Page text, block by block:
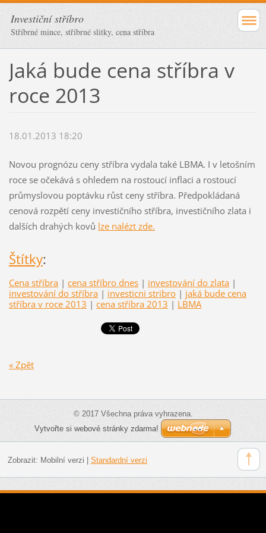
Investiční stříbro
Stříbrné mince, stříbrné slitky, cena stříbra
Jaká bude cena stříbra v
roce 2013
18.01.2013 18:20
Novou prognózu ceny stříbra vydala také LBMA. I v letošním
roce se očekává s ohledem na rostoucí inflaci a rostoucí
průmyslovou poptávku růst ceny stříbra. Předpokládaná
cenová rozpětí ceny investičního stříbra, investičního zlata i
dalších drahých kovů lze nalézt zde.
Štítky:
Cena stříbra | cena stříbro dnes | investování do zlata |
investování do stříbra | investicni stribro | jaká bude cena
stříbra v roce 2013 | cena stříbra 2013 | LBMA
« Zpět
© 2017 Všechna práva vyhrazena.
Vytvořte si webové stránky zdarma!
Zobrazit: Mobilní verzi Standardní verzi